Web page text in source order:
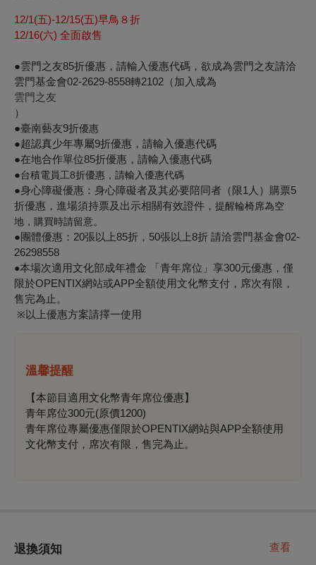
12/1(五)-12/15(五)早鳥８折
12/16(六) 全面啟售
●雲門之友85折優惠，請輸入優惠代碼，欲成為雲門之友請洽
雲門基金會02-2629-8558轉2102（加入成為
雲門之友
）
●臺南藝友9折優惠
●超認真少年專屬9折優惠，請輸入優惠代碼
●在地合作單位85折優惠，請輸入優惠代碼
●台積電員工8折優惠，請輸入優惠代碼
●身心障礙優惠：身心障礙者及其必要陪同者（限1人）購票5
折優惠，進場須持票及出示相關有效證件， 提醒輪椅席為空
地， 購買時請留意。
●團體優惠：20張以上85折，50張以上8折 請洽雲門基金會02-
26298558
●本場次適用文化部成年禮金 「青年席位」享300元優惠 ， 僅
限於OPENTIX網站或APP全額使用文化幣支付，席次有限，
售完為止。
※ 以上優惠方案請擇一使用
溫馨提醒
【本節目適用文化幣青年席位優惠】
青年席位300元(原價1200)
青年席位專屬優惠僅限於OPENTIX網站與APP全額使用
文化幣支付，席次有限，售完為止。
退換須知 查看